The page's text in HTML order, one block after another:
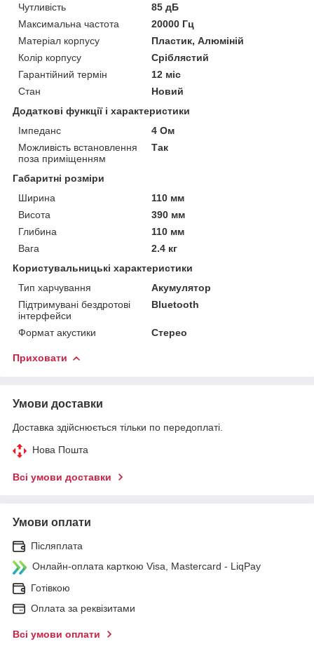
Чутливість
85 дБ
Максимальна частота
20000 Гц
Матеріал корпусу
Пластик, Алюміній
Колір корпусу
Сріблястий
Гарантійний термін
12 міс
Стан
Новий
Додаткові функції і характеристики
Імпеданс
4 Ом
Можливість встановлення
поза приміщенням
Так
Габаритні розміри
Ширина
110 мм
Висота
390 мм
Глибина
110 мм
Вага
2.4 кг
Користувальницькі характеристики
Тип харчування
Акумулятор
Підтримувані бездротові
інтерфейси
Bluetooth
Формат акустики Стерео
Приховати
Умови доставки
Доставка здійснюється тільки по передоплаті.
Нова Пошта
Всі умови доставки
Умови оплати
Післяплата
Онлайн-оплата карткою Visa, Mastercard - LiqPay
Готівкою
Оплата за реквізитами
Всі умови оплати